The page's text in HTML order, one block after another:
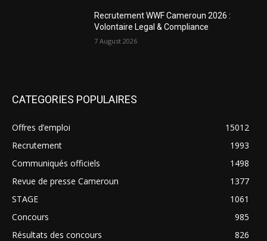
Recrutement WWF Cameroun 2026 :
Volontaire Legal & Compliance
7 August 2026
CATEGORIES POPULAIRES
Offres d’emploi
15012
Recrutement
1993
Communiqués officiels
1498
Revue de presse Cameroun
1377
STAGE
1061
Concours
985
Résultats des concours
826